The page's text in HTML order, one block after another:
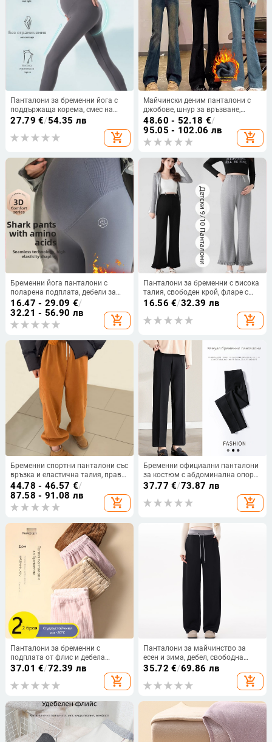
Панталони за бременни йога с
поддържаща корема, смес на
найлон и спандекс, висока
27.79 €/54.35 лв
add_shopping_cart
Майчински деним панталони с
джобове, шнур за връзване,
разширяващ се крачол, коремна
опора
48.60 - 52.18 €/
95.05 - 102.06 лв
add_shopping_cart
Бременни йога панталони с
поларена подплата, дебели за
есен-зима, с коремна опора и
повдигане на ханша, тесен
силует, полиестерна тъкан
16.47 - 29.09 €/
32.21 - 56.90 лв
add_shopping_cart
Панталони за бременни с висока
талия, свободен крой, фларе с
рюш на края, дълги до глезена,
16.56 €/32.39 лв
add_shopping_cart
Бременни спортни панталони със
връзка и еластична талия, прави
крачоли, дебело флийсово
подплатени за есен-зима,
свободен и удобен стил
44.78 - 46.57 €/
87.58 - 91.08 лв
add_shopping_cart
Бременни официални панталони
за костюм с абдоминална опора,
памучна смес (85% памук, ≤30%
полиестер), средна плътност,
свободен модел
37.77 €/73.87 лв
add_shopping_cart
Панталони за бременни с
подплата от флис и дебела
фланела, регулируема опора за
корема, топли за носене през
есен и зима
37.01 €/72.39 лв
add_shopping_cart
Панталони за майчинство за
есен и зима, дебел, свободна
кройка, топли за късна
бременност, вълнено-бленд със
90–95% полиестер, зимен сезон
35.72 €/69.86 лв
add_shopping_cart